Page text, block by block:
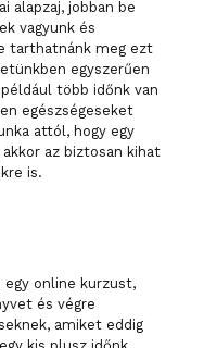
alapzaj, jobban be
vagyunk és
tarthatnánk meg ezt
egyszerűen
több időnk van
egészségeseket
attól, hogy egy
az biztosan kihat
is.
online kurzust,
és végre
amiket eddig